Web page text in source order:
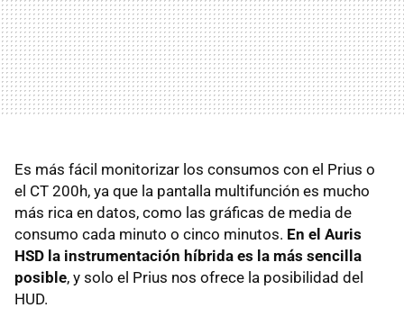
Es más fácil monitorizar los consumos con el Prius o
el CT 200h, ya que la pantalla multifunción es mucho
más rica en datos, como las gráficas de media de
consumo cada minuto o cinco minutos. En el Auris
HSD la instrumentación híbrida es la más sencilla
posible, y solo el Prius nos ofrece la posibilidad del
HUD.